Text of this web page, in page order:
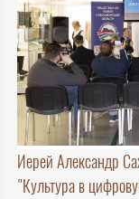
Иерей Александр
"Культура в